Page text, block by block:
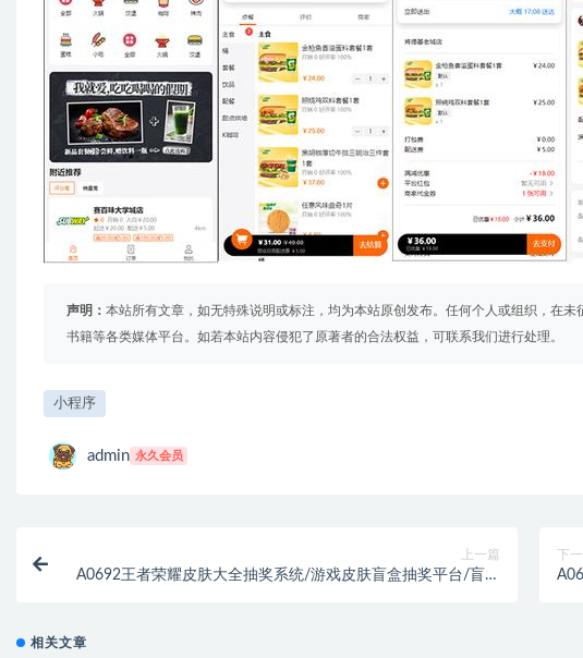
声明： 本站所有文章，如无特殊说明或标注，均为本站原创发布。任何个人或组织，在
书籍等各类媒体平台。如若本站内容侵犯了原著者的合法权益，可联系我们进行处理。
小程序
admin 永久会员
上一篇
A0692王者荣耀皮肤大全抽奖系统/游戏皮肤盲盒抽奖平台/盲盒
下
相关文章